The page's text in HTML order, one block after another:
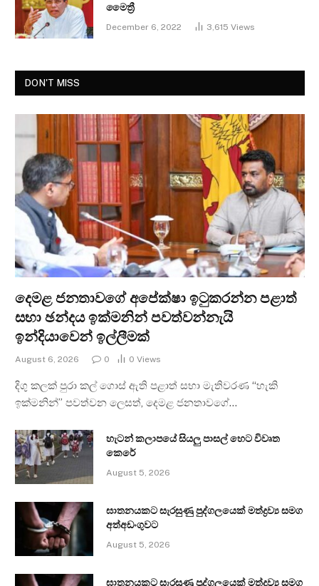
මෛත්‍රී
December 6, 2022 3,615 Views
DON'T MISS
දෙමළ ජනතාවගේ අපේක්ෂා ඉටුකරන්න පළාත්
සභා ඡන්දය ඉක්මනින් පවත්වන්නැයි
ඉන්දියාවෙන් ඉල්ලීමක්
August 6, 2026 0 0 Views
දිගු කලක් පුරා කල් ගොස් ඇති පළාත් සභා මැතිවරණ “හැකි
ඉක්මනින්” පවත්වන ලෙසත්, දෙමළ ජනතාවගේ…
හැටන් කලාපයේ සියලු පාසල් හෙට විවෘත
කෙරේ
August 5, 2026
ඝාතනයකට සැරසුණු පුද්ගලයෙක් මත්ද්‍රව්‍ය සමග
අත්අඩංගුවට
August 5, 2026
ඝාතනයකට සැරසුණු පුද්ගලයෙක් මත්ද්‍රව්‍ය සමග